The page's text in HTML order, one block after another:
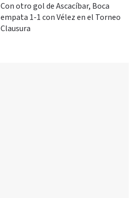
Con otro gol de Ascacíbar, Boca
empata 1-1 con Vélez en el Torneo
Clausura